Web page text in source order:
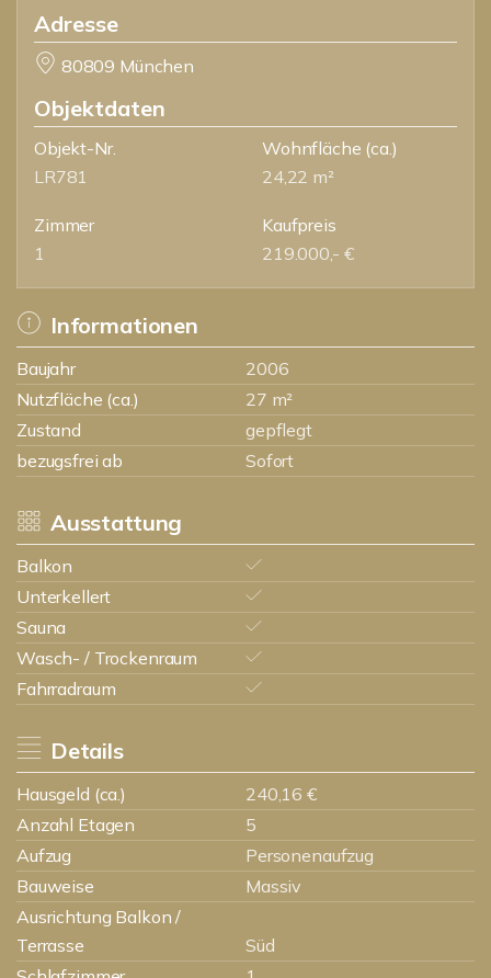
Adresse
80809 München
Objektdaten
Objekt-Nr.
LR781
Wohnfläche (ca.)
24,22 m²
Zimmer
1
Kaufpreis
219.000,- €
Informationen
Baujahr
2006
Nutzfläche (ca.)
27 m²
Zustand
gepflegt
bezugsfrei ab
Sofort
Ausstattung
Balkon
Unterkellert
Sauna
Wasch- / Trockenraum
Fahrradraum
Details
Hausgeld (ca.)
240,16 €
Anzahl Etagen
5
Aufzug
Personenaufzug
Bauweise
Massiv
Ausrichtung Balkon /
Terrasse
Süd